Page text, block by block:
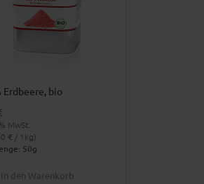
Erdbeere, bio
MwSt.
€ / 1kg)
50g
In den Warenkorb